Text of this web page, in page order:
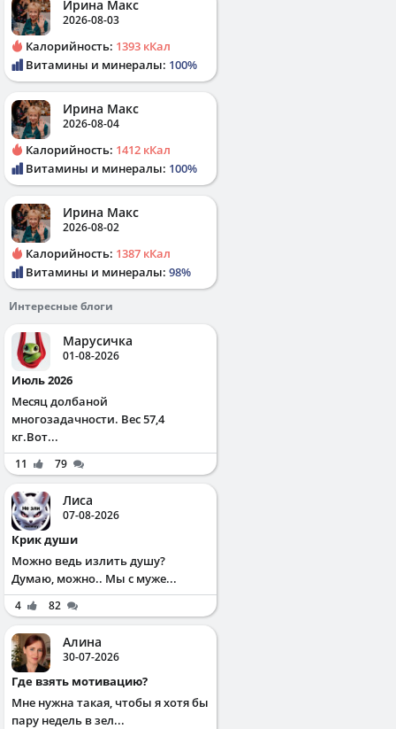
Ирина Макс
2026-08-03
Калорийность: 1393 кКал
Витамины и минералы: 100%
Ирина Макс
2026-08-04
Калорийность: 1412 кКал
Витамины и минералы: 100%
Ирина Макс
2026-08-02
Калорийность: 1387 кКал
Витамины и минералы: 98%
Интересные блоги
Марусичка
01-08-2026
Июль 2026
Месяц долбаной
многозадачности. Вес 57,4
кг.Вот...
11 79
Лиса
07-08-2026
Крик души
Можно ведь излить душу?
Думаю, можно.. Мы с муже...
4 82
Алина
30-07-2026
Где взять мотивацию?
Мне нужна такая, чтобы я хотя бы
пару недель в зел...